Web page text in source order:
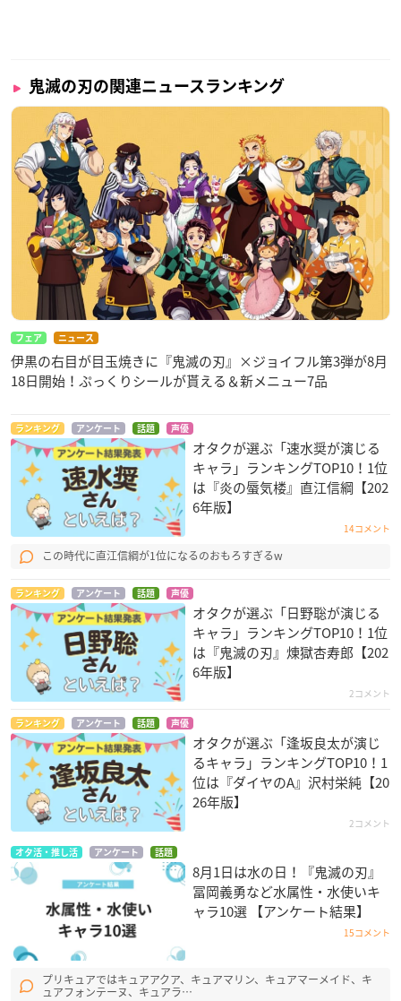
鬼滅の刃の関連ニュースランキング
フェア ニュース
伊黒の右目が目玉焼きに『鬼滅の刃』×ジョイフル第3弾が8月
18日開始！ぷっくりシールが貰える＆新メニュー7品
ランキング アンケート 話題 声優
オタクが選ぶ「速水奨が演じる
キャラ」ランキングTOP10！1位
は『炎の蜃気楼』直江信綱【202
6年版】
14コメント
この時代に直江信綱が1位になるのおもろすぎるw
ランキング アンケート 話題 声優
オタクが選ぶ「日野聡が演じる
キャラ」ランキングTOP10！1位
は『鬼滅の刃』煉󠄁獄杏寿郎【202
6年版】
2コメント
ランキング アンケート 話題 声優
オタクが選ぶ「逢坂良太が演じ
るキャラ」ランキングTOP10！1
位は『ダイヤのA』沢村栄純【20
26年版】
2コメント
オタ活・推し活 アンケート 話題
8月1日は水の日！『鬼滅の刃』
冨岡義勇など水属性・水使いキ
ャラ10選 【アンケート結果】
15コメント
プリキュアではキュアアクア、キュアマリン、キュアマーメイド、キ
ュアフォンテーヌ、キュアラ…